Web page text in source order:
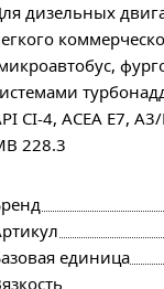
дизельных
CI-4, ACEA E7,
228.3
единица